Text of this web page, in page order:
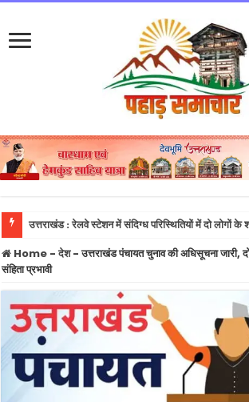
उत्तराखंड : रेलवे स्टेशन में संदिग्ध परिस्थितियों में दो लोगों
Home - देश- उत्तराखंड पंचायत चुनाव की अधिसूचना जारी,
संहिता प्रभावी